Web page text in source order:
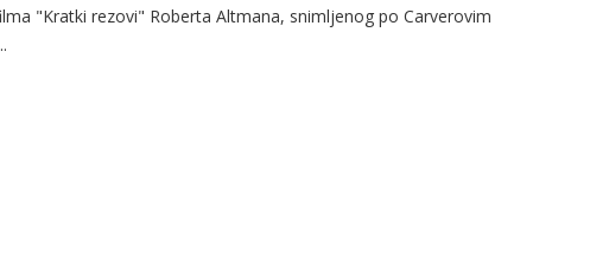
"Kratki rezovi" Roberta Altmana, snimljenog po Carverovim